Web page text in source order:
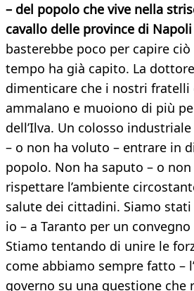
– del popolo che vive nella
cavallo delle province di Napoli
basterebbe poco per capire
tempo ha già capito. La
dimenticare che i nostri fratelli
ammalano e muoiono di più
dell’Ilva. Un colosso
– o non ha voluto – entrare in
popolo. Non ha saputo – o
rispettare l’ambiente
salute dei cittadini. Siamo
io – a Taranto per un
Stiamo tentando di unire le
come abbiamo sempre fatto –
governo su una questione